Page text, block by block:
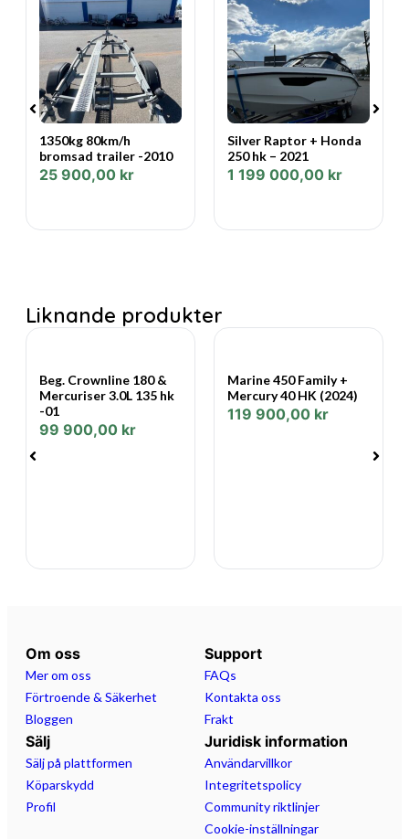
• Dynsats
• Rejäla förvaringsutrymmen
• Bekväma sittplatser
• Stabil och lättplanande skrovkonstruktion
Terhi 475 Twin C är känd för sin höga byggkvalitet, låga
underhållsbehov och trygga köregenskaper. Ett utmärkt
allroundbåt.
1350kg 80km/h
bromsad trailer -2010
25 900,00 kr
Silver Raptor + Honda
250 hk – 2021
1 199 000,00 kr
Liknande produkter
Beg. Crownline 180 &
Mercuriser 3.0L 135 hk
-01
99 900,00 kr
Marine 450 Family +
Mercury 40 HK (2024)
119 900,00 kr
Om oss
Mer om oss
Förtroende & Säkerhet
Bloggen
Support
FAQs
Kontakta oss
Frakt
Sälj
Sälj på plattformen
Köparskydd
Profil
Juridisk information
Användarvillkor
Integritetspolicy
Community riktlinjer
Cookie-inställningar